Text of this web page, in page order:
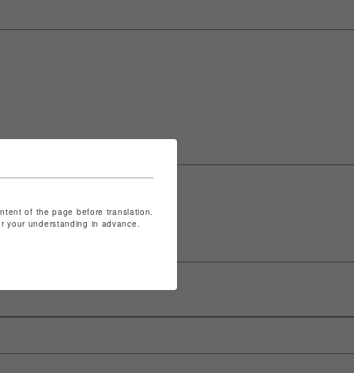
of the page before translation.
understanding in advance.